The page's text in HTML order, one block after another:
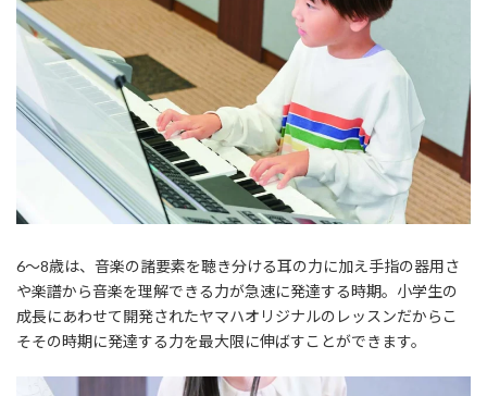
6～8歳は、音楽の諸要素を聴き分ける耳の力に加え手指の器用さ
や楽譜から音楽を理解できる力が急速に発達する時期。 小学生の
成長にあわせて開発されたヤマハオリジナルのレッスンだからこ
そその時期に発達する力を最大限に伸ばすことができます。